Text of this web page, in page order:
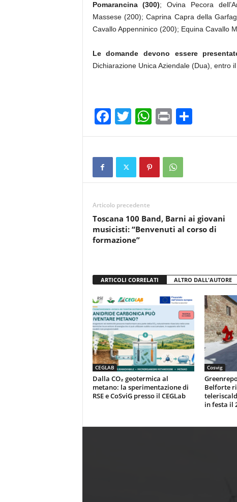
Pomarancina (300); Ovina Pecora
Massese (200); Caprina Capra della
Cavallo Appenninico (200); Equina Cavallo
Le domande devono essere
Dichiarazione Unica Aziendale (Dua), entro il
F
a
b
o
k
T
wi
W
h
s
A
p
Pr
in o
vi
Articolo precedente
Toscana 100 Band, Barni ai giovani
musicisti: “Benvenuti al corso di
formazione”
ARTICOLI CORRELATI ALTRO DALL'AUTORE
CEGLAB
Dalla CO₂ geotermica al
metano: la sperimentazione di
RSE e CoSviG presso il CEGLab
Cosvig
Belforte
in festa il